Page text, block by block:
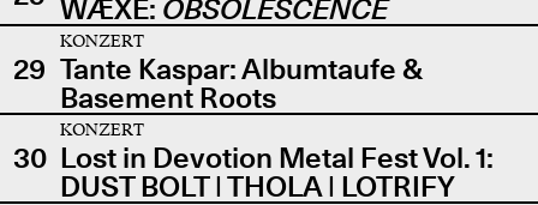
WÆXE: OBSOLESCENCE
29
KONZERT
Tante Kaspar: Albumtaufe &
Basement Roots
30
KONZERT
Lost in Devotion Metal Fest Vol. 1:
DUST BOLT | THOLA | LOTRIFY